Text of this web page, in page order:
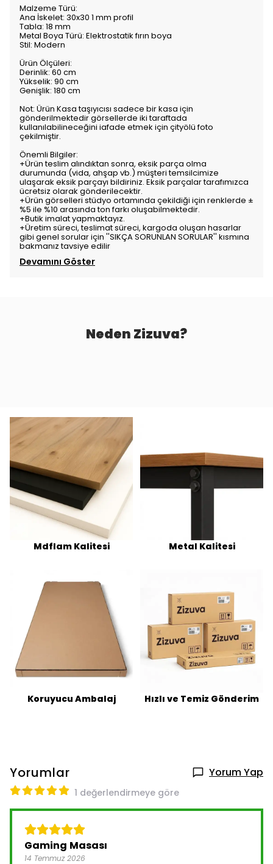
Malzeme Türü:
Ana İskelet: 30x30 1 mm profil
Tabla: 18 mm
Metal Boya Türü: Elektrostatik fırın boya
Stil: Modern
Ürün Ölçüleri:
Derinlik: 60 cm
Yükselik: 90 cm
Genişlik: 180 cm
Not: Ürün Kasa taşıyıcısı sadece bir kasa için
gönderilmektedir görsellerde iki taraftada
kullanılabilineceğini iafade etmek için çityölü foto
çekilmiştir.
Önemli Bilgiler:
+Ürün teslim alındıktan sonra, eksik parça olma
durumunda (vida, ahşap vb.) müşteri temsilcimize
ulaşarak eksik parçayı bildiriniz. Eksik parçalar tarafımızca
ücretsiz olarak gönderilecektir.
+Ürün görselleri stüdyo ortamında çekildiği için renklerde ±
%5 ile %10 arasında ton farkı oluşabilmektedir.
+Butik imalat yapmaktayız.
+Üretim süreci, teslimat süreci, kargoda oluşan hasarlar
gibi genel sorular için ''SIKÇA SORUNLAN SORULAR'' kısmına
bakmanız tavsiye edilir
Devamını Göster
Neden Zizuva?
Mdflam Kalitesi Metal Kalitesi
Koruyucu Ambalaj Hızlı ve Temiz Gönderim
Yorumlar Yorum Yap
1 değerlendirmeye göre
Gaming Masası
14 Temmuz 2026